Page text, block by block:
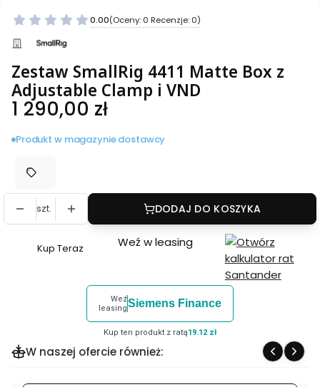
0.00(Oceny: 0 Recenzje: 0)
Zestaw SmallRig 4411 Matte Box z
Adjustable Clamp i VND
Cena
1 290,00 zł
Produkt w magazynie dostawcy
szt. DODAJ DO KOSZYKA
Szybki
Zestaw
4411
Kup Teraz Weź w leasing
Weź
leasingSiemens Finance
Kup ten produkt z ratą19.12 zł
W naszej ofercie również: